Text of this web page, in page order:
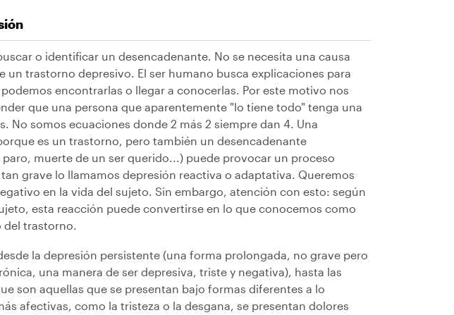
o identificar un desencadenante. No se necesita una causa
un trastorno depresivo. El ser humano busca explicaciones para
encontrarlas o llegar a conocerlas. Por este motivo nos
que una persona que aparentemente "lo tiene todo" tenga una
No somos ecuaciones donde 2 más 2 siempre dan 4. Una
es un trastorno, pero también un desencadenante
muerte de un ser querido...) puede provocar un proceso
grave lo llamamos depresión reactiva o adaptativa. Queremos
en la vida del sujeto. Sin embargo, atención con esto: según
esta reacción puede convertirse en lo que conocemos como
del trastorno.
la depresión persistente (una forma prolongada, no grave pero
una manera de ser depresiva, triste y negativa), hasta las
son aquellas que se presentan bajo formas diferentes a lo
afectivas, como la tristeza o la desgana, se presentan dolores